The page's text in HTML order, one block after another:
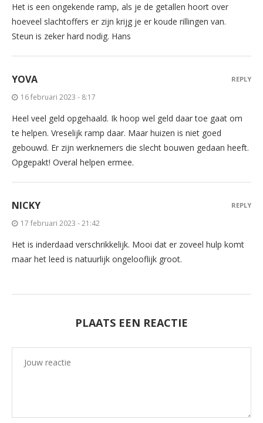
Het is een ongekende ramp, als je de getallen hoort over
hoeveel slachtoffers er zijn krijg je er koude rillingen van.
Steun is zeker hard nodig. Hans
YOVA
16 februari 2023 - 8:17
Heel veel geld opgehaald. Ik hoop wel geld daar toe gaat om
te helpen. Vreselijk ramp daar. Maar huizen is niet goed
gebouwd. Er zijn werknemers die slecht bouwen gedaan heeft.
Opgepakt! Overal helpen ermee.
REPLY
NICKY
17 februari 2023 - 21:42
Het is inderdaad verschrikkelijk. Mooi dat er zoveel hulp komt
maar het leed is natuurlijk ongelooflijk groot.
REPLY
PLAATS EEN REACTIE